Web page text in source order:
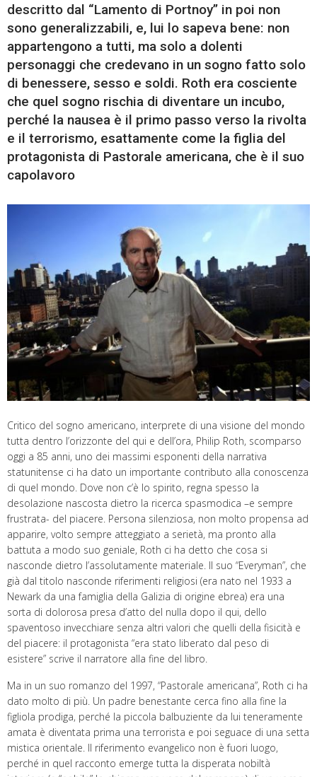
descritto dal “Lamento di Portnoy” in poi non
sono generalizzabili, e, lui lo sapeva bene: non
appartengono a tutti, ma solo a dolenti
personaggi che credevano in un sogno fatto solo
di benessere, sesso e soldi. Roth era cosciente
che quel sogno rischia di diventare un incubo,
perché la nausea è il primo passo verso la rivolta
e il terrorismo, esattamente come la figlia del
protagonista di Pastorale americana, che è il suo
capolavoro
Critico del sogno americano, interprete di una visione del mondo
tutta dentro l’orizzonte del qui e dell’ora, Philip Roth, scomparso
oggi a 85 anni, uno dei massimi esponenti della narrativa
statunitense ci ha dato un importante contributo alla conoscenza
di quel mondo. Dove non c’è lo spirito, regna spesso la
desolazione nascosta dietro la ricerca spasmodica –e sempre
frustrata- del piacere. Persona silenziosa, non molto propensa ad
apparire, volto sempre atteggiato a serietà, ma pronto alla
battuta a modo suo geniale, Roth ci ha detto che cosa si
nasconde dietro l’assolutamente materiale. Il suo “Everyman”, che
già dal titolo nasconde riferimenti religiosi (era nato nel 1933 a
Newark da una famiglia della Galizia di origine ebrea) era una
sorta di dolorosa presa d’atto del nulla dopo il qui, dello
spaventoso invecchiare senza altri valori che quelli della fisicità e
del piacere: il protagonista “era stato liberato dal peso di
esistere” scrive il narratore alla fine del libro.
Ma in un suo romanzo del 1997, “Pastorale americana”, Roth ci ha
dato molto di più. Un padre benestante cerca fino alla fine la
figliola prodiga, perché la piccola balbuziente da lui teneramente
amata è diventata prima una terrorista e poi seguace di una setta
mistica orientale. Il riferimento evangelico non è fuori luogo,
perché in quel racconto emerge tutta la disperata nobiltà